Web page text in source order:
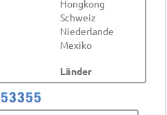
Hongkong
Schweiz
Niederlande
Mexiko
Länder